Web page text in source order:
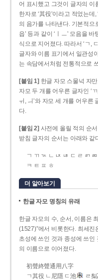
어 표시했고 그것이 글자의 이
한자로 ‘其役’이라고 적었는데,
의 음가를 나타낸다. 기본적으
읍’ 등과 같이 ‘ㅣㅡ’ 모음을
식으로 지어졌다. 따라서 ‘ㄱ,
글자와 이름 표기에서 일관성
는 속담에서처럼 전통적으로
[붙임 1] 한글 자모 스물넉 자
자모 두 개를 어우른 글자인 ‘
ㅟ, ㅢ’와 자모 세 개를 어우른
다.
[붙임 2] 사전에 올릴 적의 순
받침 글자의 순서는 아래와 같
ㄱ ㄲ ㄳ ㄴ ㄵ ㄶ ㄷ ㄹ ㄺ
ㅋ ㅌ ㅍ ㅎ
더 알아보기
한글 자모 명칭의 유래
한글 자모의 수, 순서, 이름은
(1527)”에서 비롯한다. 최세진
초성에 쓰인 것과 종성에 쓰인
의 이름으로 이어졌다.
初聲終聲通用八字
ㄱ其役 ㄴ尼隱 ㄷ池
ㄹ